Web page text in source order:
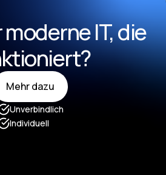
IT, die
Mehr dazu
Mehr dazu
Unverbindlich
Individuell